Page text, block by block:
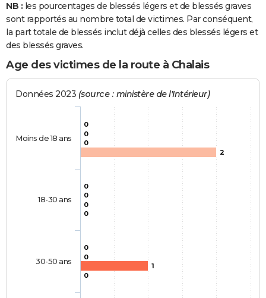
NB : les pourcentages de blessés légers et de blessés graves
sont rapportés au nombre total de victimes. Par conséquent,
la part totale de blessés inclut déjà celles des blessés légers et
des blessés graves.
Age des victimes de la route à Chalais
Données 2023 (source : ministère de l'Intérieur)
0
0
0
0
0
0
0
0
1
2
0
0
Moins de 18 ans
18-30 ans
30-50 ans